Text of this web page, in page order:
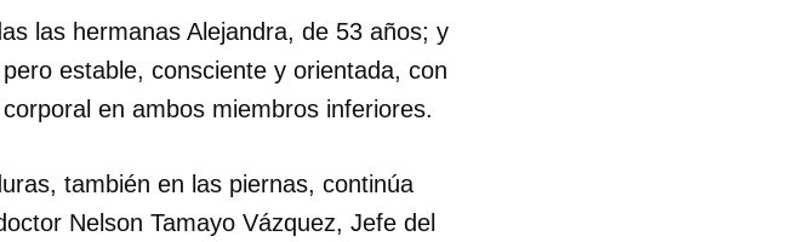
las hermanas Alejandra, de 53 años; y
estable, consciente y orientada, con
en ambos miembros inferiores.
también en las piernas, continúa
Nelson Tamayo Vázquez, Jefe del